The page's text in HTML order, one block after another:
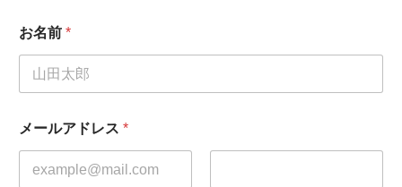
お名前 *
メールアドレス *